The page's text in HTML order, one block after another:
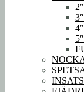
2″
3″
4″
5″